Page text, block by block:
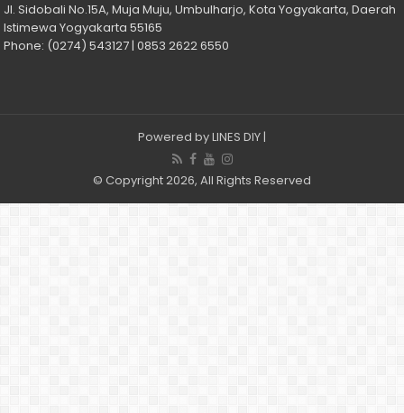
Jl. Sidobali No.15A, Muja Muju, Umbulharjo, Kota Yogyakarta, Daerah
Istimewa Yogyakarta 55165
Phone: (0274) 543127 | 0853 2622 6550
Powered byLINES DIY|
© Copyright 2026, All Rights Reserved